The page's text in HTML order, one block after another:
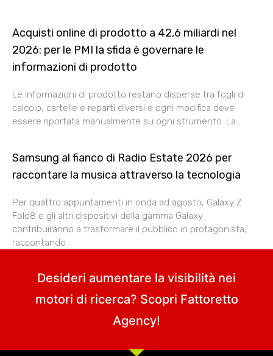
Acquisti online di prodotto a 42,6 miliardi nel
2026: per le PMI la sfida è governare le
informazioni di prodotto
Le informazioni di prodotto restano disperse tra fogli di
calcolo, cartelle e reparti diversi e ogni modifica deve
essere riportata manualmente su ogni strumento. La
Samsung al fianco di Radio Estate 2026 per
raccontare la musica attraverso la tecnologia
Per quattro appuntamenti in onda ad agosto, Galaxy Z
Fold8 e gli altri dispositivi della gamma Galaxy
contribuiranno a trasformare il pubblico in protagonista,
raccontando
Desideri aumentare la visibilità nei
motori di ricerca? Scopri Fattoretto
Agency!